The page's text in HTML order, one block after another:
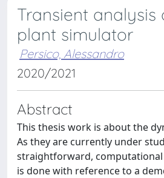
Transient analysis
plant simulator
Persico, Alessandro
2020/2021
Abstract
This thesis work is about the
As they are currently under
straightforward,
is done with reference to a